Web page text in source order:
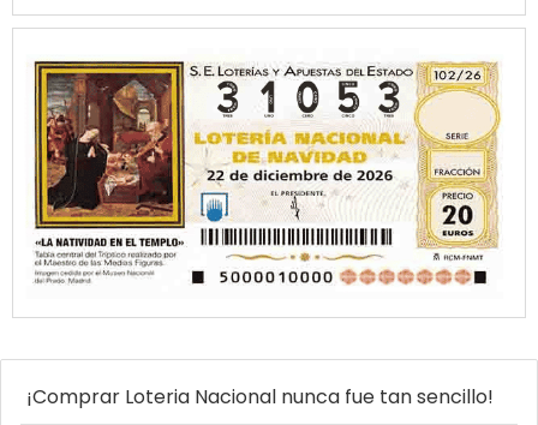
¡Comprar Loteria Nacional nunca fue tan sencillo!